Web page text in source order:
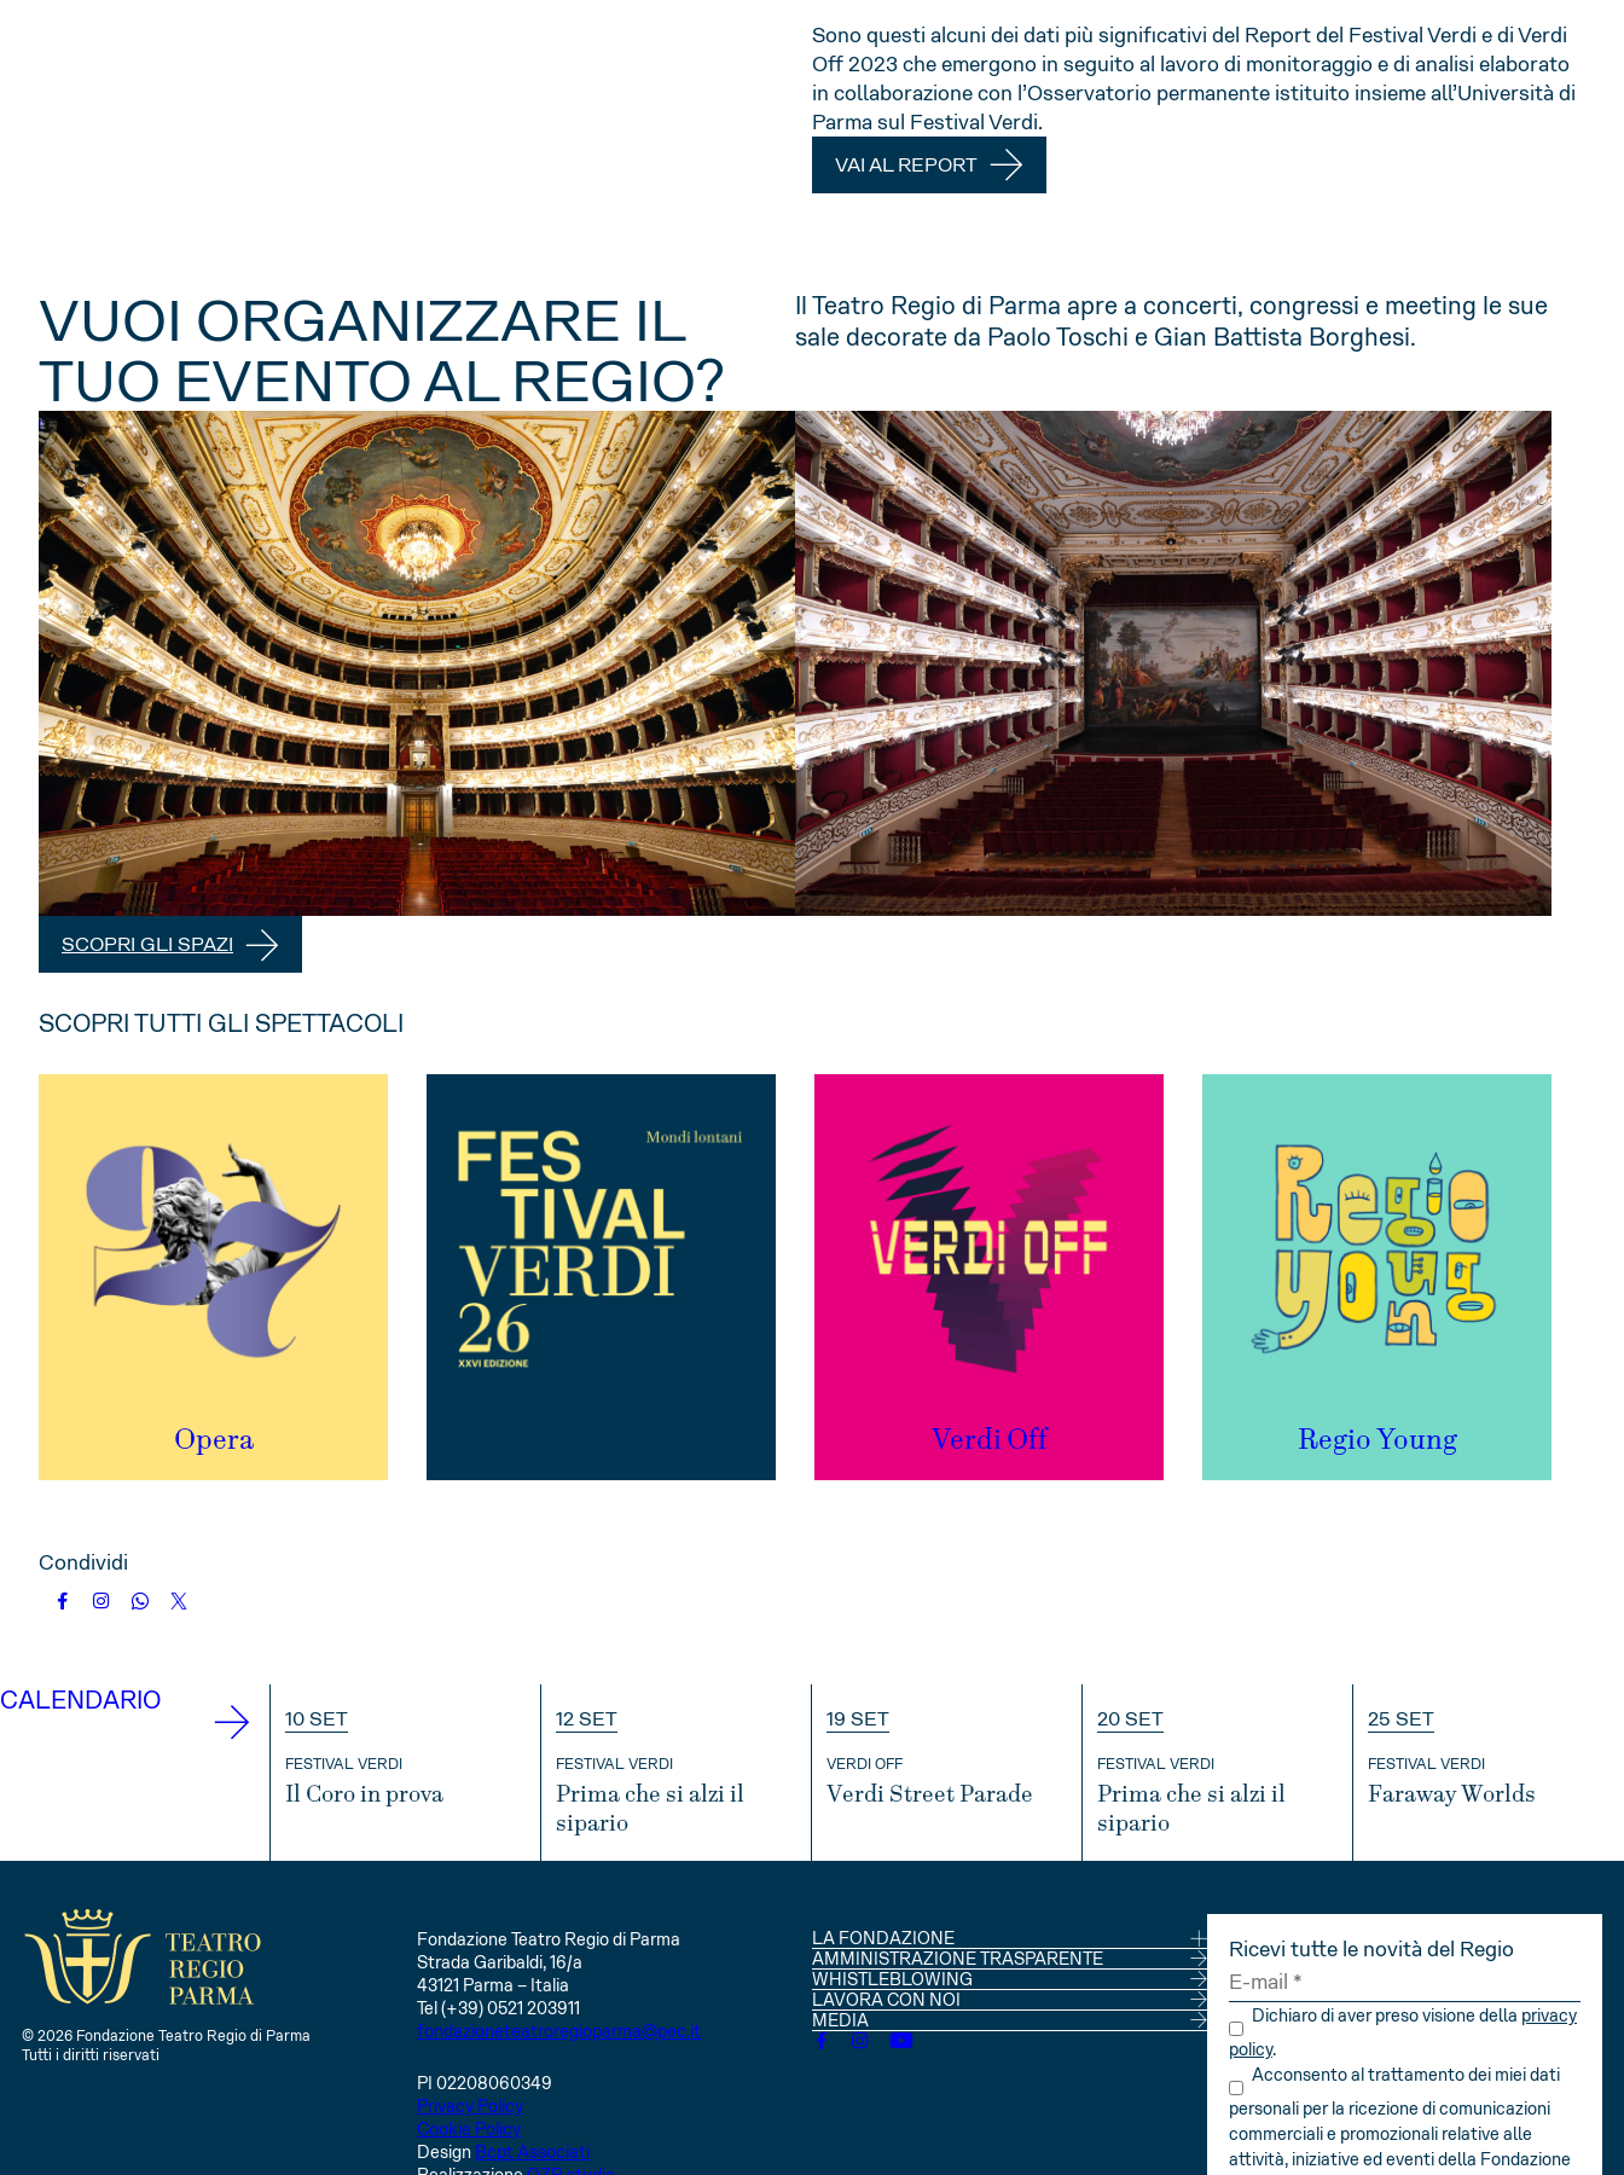
Sono questi alcuni dei dati più significativi del Report del Festival Verdi e di Verdi
Off 2023 che emergono in seguito al lavoro di monitoraggio e di analisi elaborato
in collaborazione con l’Osservatorio permanente istituito insieme all’Università di
Parma sul Festival Verdi.
VAI AL REPORT
VUOI ORGANIZZARE IL
TUO EVENTO AL REGIO?
Il Teatro Regio di Parma apre a concerti, congressi e meeting le sue
sale decorate da Paolo Toschi e Gian Battista Borghesi.
SCOPRI GLI SPAZI
SCOPRI TUTTI GLI SPETTACOLI
Opera Verdi Off Regio Young
Condividi
CALENDARIO
10 SET
FESTIVAL VERDI
Il Coro in prova
INFO
12 SET
FESTIVAL VERDI
Prima che si alzi il
sipario
19 SET
VERDI OFF
Verdi Street Parade
INFO
20 SET
FESTIVAL VERDI
Prima che si alzi il
sipario
25 SET
FESTIVAL VERDI
Faraway Worlds
INFO
© 2026 Fondazione Teatro Regio di Parma
Tutti i diritti riservati
Fondazione Teatro Regio di Parma
Strada Garibaldi, 16/a
43121 Parma – Italia
Tel (+39) 0521 203911
fondazioneteatroregioparma@pec.it
PI 02208060349
Privacy Policy
Cookie Policy
Design Bcpt Associati
LA FONDAZIONE
CONSIGLIO DI AMMINISTRAZIONE
SOCI
STATUTO
AMMINISTRAZIONE TRASPARENTE
WHISTLEBLOWING
LAVORA CON NOI
MEDIA
Ricevi tutte le novità del Regio
Dichiaro di aver preso visione della privacy
policy.
Acconsento al trattamento dei miei dati
personali per la ricezione di comunicazioni
commerciali e promozionali relative alle
attività, iniziative ed eventi della Fondazione